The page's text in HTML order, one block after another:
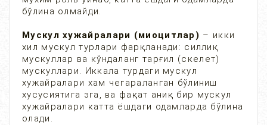
бўлина олмайди.
Мускул хужайралари (миоцитлар) – икки
хил мускул турлари фарқланади: силлиқ
мускуллар ва кўндаланг тарғил (скелет)
мускуллари. Иккала турдаги мускул
хужайралари хам чегараланган бўлиниш
хусусиятига эга, ва фақат аниқ бир мускул
хужайралари катта ёшдаги одамларда бўлина
олади.